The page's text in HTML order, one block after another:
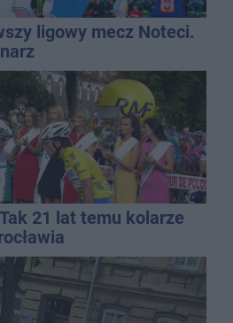
ligowy mecz Noteci.
21 lat temu kolarze